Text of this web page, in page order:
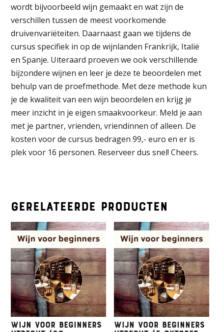
wordt bijvoorbeeld wijn gemaakt en wat zijn de
verschillen tussen de meest voorkomende
druivenvariëteiten. Daarnaast gaan we tijdens de
cursus specifiek in op de wijnlanden Frankrijk, Italië
en Spanje. Uiteraard proeven we ook verschillende
bijzondere wijnen en leer je deze te beoordelen met
behulp van de proefmethode. Met deze methode kun
je de kwaliteit van een wijn beoordelen en krijg je
meer inzicht in je eigen smaakvoorkeur. Meld je aan
met je partner, vrienden, vriendinnen of alleen. De
kosten voor de cursus bedragen 99,- euro en er is
plek voor 16 personen. Reserveer dus snel! Cheers.
Gerelateerde producten
Wijn voor beginners
Wijn voor beginners